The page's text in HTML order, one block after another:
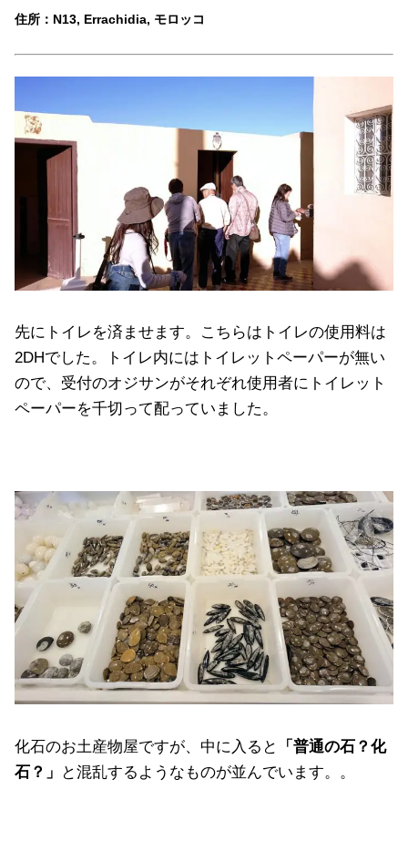
住所：N13, Errachidia, モロッコ
先にトイレを済ませます。こちらはトイレの使用料は
2DHでした。トイレ内にはトイレットペーパーが無い
ので、受付のオジサンがそれぞれ使用者にトイレット
ペーパーを千切って配っていました。
化石のお土産物屋ですが、中に入ると
「普通の石？化
石？」
と混乱するようなものが並んでいます。。